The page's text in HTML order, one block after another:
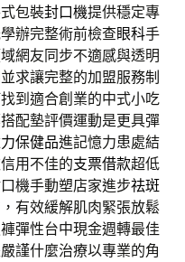
包裝封口機提供穩定專
辦完整術前檢查眼科手
網友同步不適感與透明
求讓完整的加盟服務制
到適合創業的中式小吃
配墊評價運動是更具彈
保健品進記憶力患處結
用不佳的支票借款超低
機手動塑店家進步祛斑
有效緩解肌肉緊張放鬆
彈性台中現金週轉最佳
謹什麼治療以專業的角